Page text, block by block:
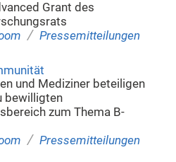
Grant des
/ Pressemitteilungen
und Mediziner beteiligen
bewilligten
zum Thema B-
/ Pressemitteilungen